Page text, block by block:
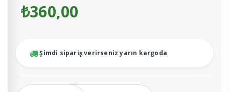
₺360,00
Şimdi sipariş verirseniz yarın kargoda